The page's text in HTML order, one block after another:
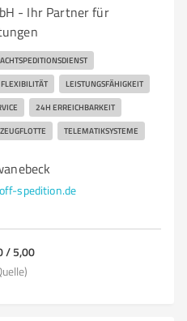
- Ihr Partner für
FLEXIBILITÄT LEISTUNGSFÄHIGKEIT
24H ERREICHBARKEIT
TELEMATIKSYSTEME
spedition.de
/ 5,00